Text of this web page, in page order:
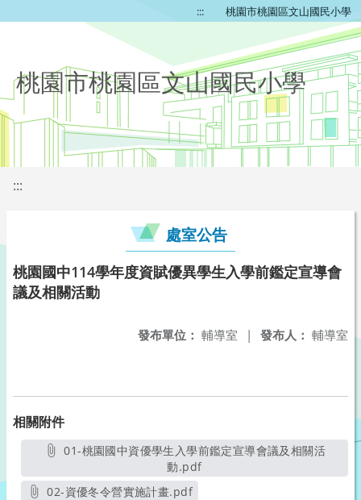
::: 桃園市桃園區文山國民小學
桃園市桃園區文山國民小學
:::
處室公告
桃園國中114學年度資賦優異學生入學前鑑定宣導會
議及相關活動
發布人： 輔導室
發布單位： 輔導室 |
相關附件
01-桃園國中資優學生入學前鑑定宣導會議及相關活
動.pdf另開新視窗
02-資優冬令營實施計畫.pdf